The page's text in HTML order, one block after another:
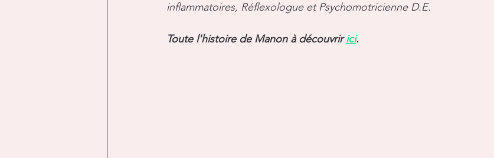
inflammatoires, Réflexologue et Psychomotricienne D.E.
Toute l'histoire de Manon à découvrir ici.